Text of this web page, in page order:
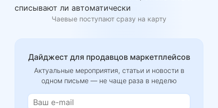
Чаевые поступают сразу на карту
Дайджест для продавцов маркетплейсов
Актуальные мероприятия, статьи и новости в
одном письме — не чаще раза в неделю